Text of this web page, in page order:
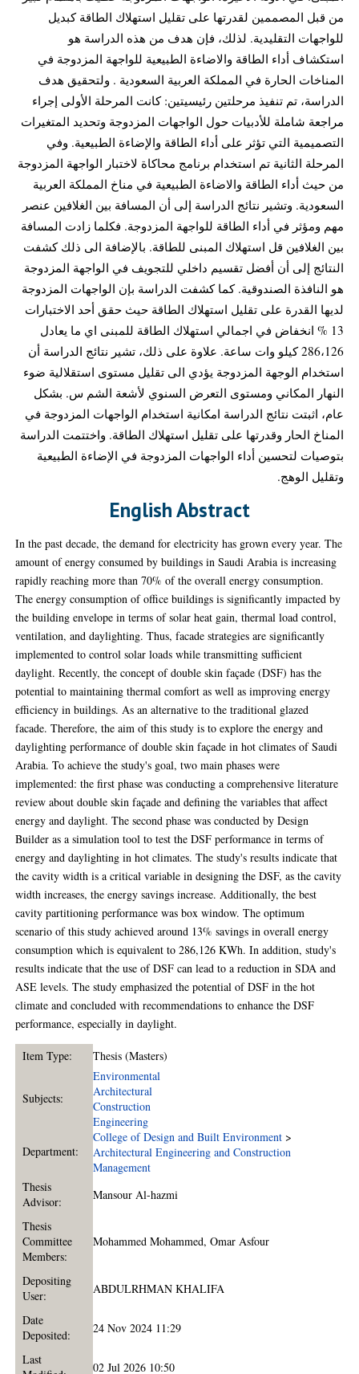
من قبل المصممين لقدرتها على تقليل استهلاك الطاقة كبديل
للواجهات التقليدية. لذلك، فإن هدف من هذه الدراسة هو
استكشاف أداء الطاقة والاضاءة الطبيعية للواجهة المزدوجة في
المناخات الحارة في المملكة العربية السعودية . ولتحقيق هدف
الدراسة، تم تنفيذ مرحلتين رئيسيتين: كانت المرحلة الأولى إجراء
مراجعة شاملة للأدبيات حول الواجهات المزدوجة وتحديد المتغيرات
التصميمية التي تؤثر على أداء الطاقة والإضاءة الطبيعية. وفي
المرحلة الثانية تم استخدام برنامج محاكاة لاختبار الواجهة المزدوجة
من حيث أداء الطاقة والاضاءة الطبيعية في مناخ المملكة العربية
السعودية. وتشير نتائج الدراسة إلى أن المسافة بين الغلافين عنصر
مهم ومؤثر في أداء الطاقة للواجهة المزدوجة. فكلما زادت المسافة
بين الغلافين قل استهلاك المبنى للطاقة. بالإضافة الى ذلك كشفت
النتائج إلى أن أفضل تقسيم داخلي للتجويف في الواجهة المزدوجة
هو النافذة الصندوقية. كما كشفت الدراسة بإن الواجهات المزدوجة
لديها القدرة على تقليل استهلاك الطاقة حيث حقق أحد الاختبارات
13 % انخفاض في اجمالي استهلاك الطاقة للمبنى اي ما يعادل
286،126 كيلو وات ساعة. علاوة على ذلك، تشير نتائج الدراسة أن
استخدام الوجهة المزدوجة يؤدي الى تقليل مستوى استقلالية ضوء
النهار المكاني ومستوى التعرض السنوي لأشعة الشم س. بشكل
عام، اثبتت نتائج الدراسة امكانية استخدام الواجهات المزدوجة في
المناخ الحار وقدرتها على تقليل استهلاك الطاقة. واختتمت الدراسة
بتوصيات لتحسين أداء الواجهات المزدوجة في الإضاءة الطبيعية
وتقليل الوهج.
English Abstract
In the past decade, the demand for electricity has grown every year. The
amount of energy consumed by buildings in Saudi Arabia is increasing
rapidly reaching more than 70% of the overall energy consumption.
The energy consumption of office buildings is significantly impacted by
the building envelope in terms of solar heat gain, thermal load control,
ventilation, and daylighting. Thus, facade strategies are significantly
implemented to control solar loads while transmitting sufficient
daylight. Recently, the concept of double skin façade (DSF) has the
potential to maintaining thermal comfort as well as improving energy
efficiency in buildings. As an alternative to the traditional glazed
facade. Therefore, the aim of this study is to explore the energy and
daylighting performance of double skin façade in hot climates of Saudi
Arabia. To achieve the study's goal, two main phases were
implemented: the first phase was conducting a comprehensive literature
review about double skin façade and defining the variables that affect
energy and daylight. The second phase was conducted by Design
Builder as a simulation tool to test the DSF performance in terms of
energy and daylighting in hot climates. The study's results indicate that
the cavity width is a critical variable in designing the DSF, as the cavity
width increases, the energy savings increase. Additionally, the best
cavity partitioning performance was box window. The optimum
scenario of this study achieved around 13% savings in overall energy
consumption which is equivalent to 286,126 KWh. In addition, study's
results indicate that the use of DSF can lead to a reduction in SDA and
ASE levels. The study emphasized the potential of DSF in the hot
climate and concluded with recommendations to enhance the DSF
performance, especially in daylight.
Item Type: Thesis (Masters)
Subjects:
Environmental
Architectural
Construction
Engineering
Department:
College of Design and Built Environment >
Architectural Engineering and Construction
Management
Thesis
Advisor:
Mansour Al-hazmi
Thesis
Committee
Members:
Mohammed Mohammed,Omar Asfour
Depositing
User:
ABDULRHMAN KHALIFA
Date
Deposited:
24 Nov 2024 11:29
Last
02 Jul 2026 10:50